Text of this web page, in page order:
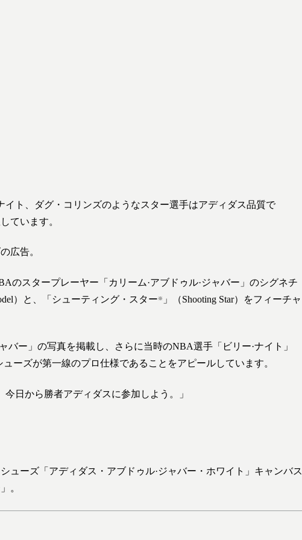
ト、ダグ・コリンズのようなスター選手はアディダス品質で
ています。
広告。
のスタープレーヤー「カリーム·アブドゥル·ジャバー」のシグネチ
）と、「シューティング・スター ※
」（Shooting Star）をフィーチャ
バー」の写真を掲載し、さらに当時のNBA選手「ビリー·ナイト」
ーズが第一線のプロ仕様であることをアピールしています。
日から勝者アディダスに参加しよう。」
ューズ「アディダス・アブドゥル·ジャバー・ホワイト」キャンバス
。